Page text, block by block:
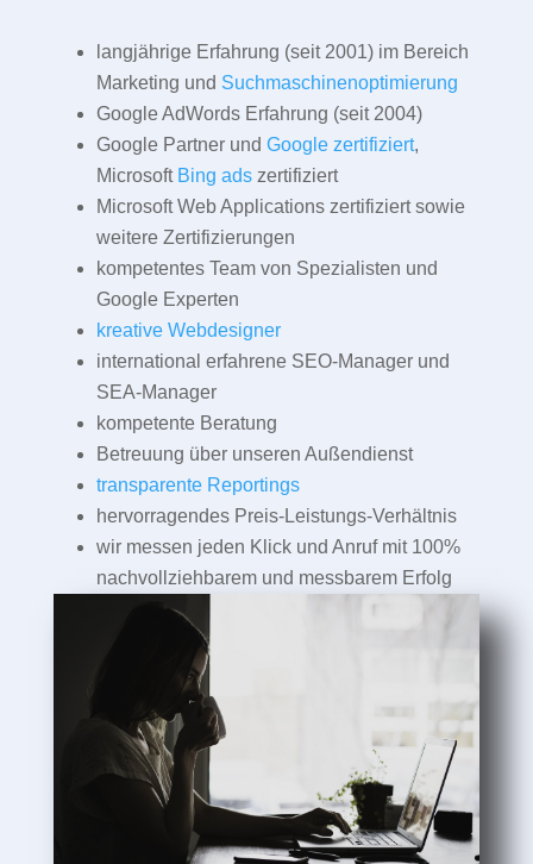
langjährige Erfahrung (seit 2001) im Bereich
Marketing und Suchmaschinenoptimierung
Google AdWords Erfahrung (seit 2004)
Google Partner und Google zertifiziert,
Microsoft Bing adszertifiziert
Microsoft Web Applications zertifiziert sowie
weitere Zertifizierungen
kompetentes Team von Spezialisten und
Google Experten
kreative Webdesigner
international erfahrene SEO-Manager und
SEA-Manager
kompetente Beratung
Betreuung über unseren Außendienst
transparente Reportings
hervorragendes Preis-Leistungs-Verhältnis
wir messen jeden Klick und Anruf mit 100%
nachvollziehbarem und messbarem Erfolg